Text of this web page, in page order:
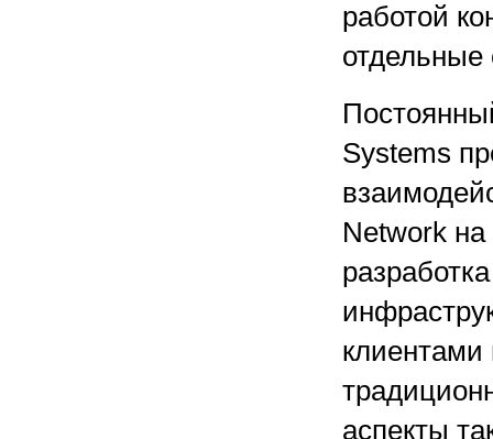
работой
отдельные
Systems
Network
аспекты